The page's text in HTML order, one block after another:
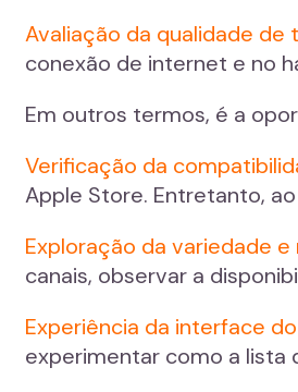
Avaliação da qualidade
conexão de internet e no
Em outros termos, é a
Verificação da
Apple Store. Entretanto,
Exploração da variedade
canais, observar a
Experiência da interface
experimentar como a lista